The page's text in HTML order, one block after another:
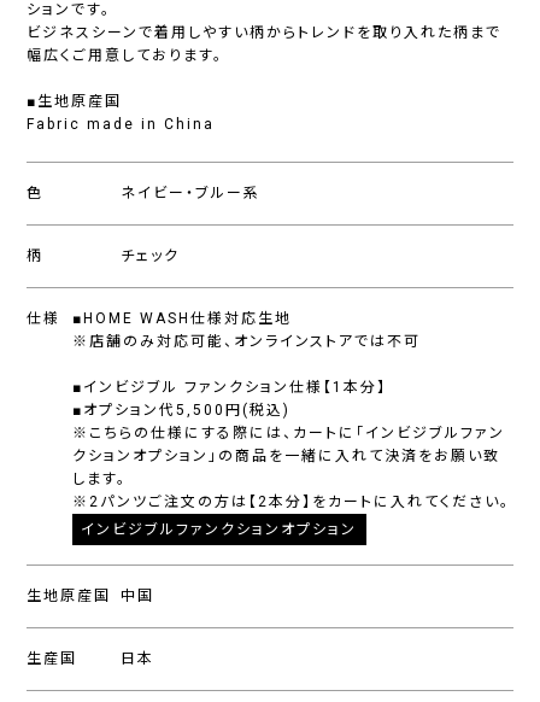
ションです。
ビジネスシーンで着用しやすい柄からトレンドを取り入れた柄まで
幅広くご用意しております。
■生地原産国
Fabric made in China
色 ネイビー・ブルー系
柄 チェック
仕様
■HOME WASH仕様対応生地
※店舗のみ対応可能、オンラインストアでは不可
■インビジブル ファンクション仕様【1本分】
■オプション代5,500円(税込)
※こちらの仕様にする際には、カートに「インビジブルファン
クションオプション」の商品を一緒に入れて決済をお願い致
します。
※2パンツご注文の方は【2本分】をカートに入れてください。
インビジブルファンクションオプション
生地原産国 中国
生産国 日本